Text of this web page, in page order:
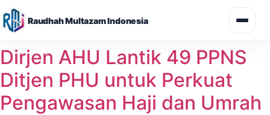
Raudhah Multazam Indonesia
Skip
to
content
Dirjen AHU Lantik 49 PPNS
Ditjen PHU untuk Perkuat
Pengawasan Haji dan Umrah